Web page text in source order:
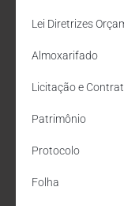
Lei Diretrizes
Almoxarifado
Licitação e
Patrimônio
Protocolo
Folha